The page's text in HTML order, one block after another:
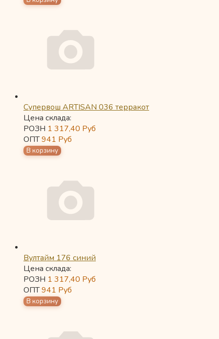
Супервош ARTISAN 036 терракот
Цена склада:
РОЗН 1 317,40 Руб
ОПТ941 Руб
Вултайм 176 синий
Цена склада:
РОЗН 1 317,40 Руб
ОПТ941 Руб